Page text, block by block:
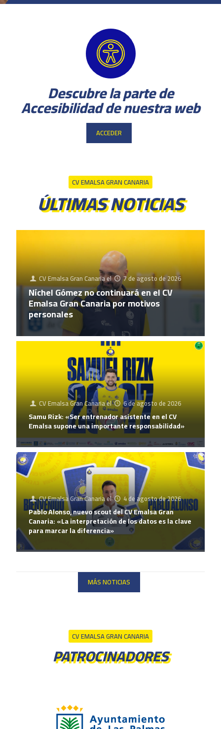
Descubre la parte de
Accesibilidad de nuestra web
ACCEDER
CV EMALSA GRAN CANARIA
ÚLTIMAS NOTICIAS
CV Emalsa Gran Canariael 7 de agosto de 2026
Níchel Gómez no continuará en el CV
Emalsa Gran Canaria por motivos
personales
CV Emalsa Gran Canariael 6 de agosto de 2026
Samu Rizk: «Ser entrenador asistente en el CV
Emalsa supone una importante responsabilidad»
CV Emalsa Gran Canariael 4 de agosto de 2026
Pablo Alonso, nuevo scout del CV Emalsa Gran
Canaria: «La interpretación de los datos es la clave
para marcar la diferencia»
MÁS NOTICIAS
CV EMALSA GRAN CANARIA
PATROCINADORES